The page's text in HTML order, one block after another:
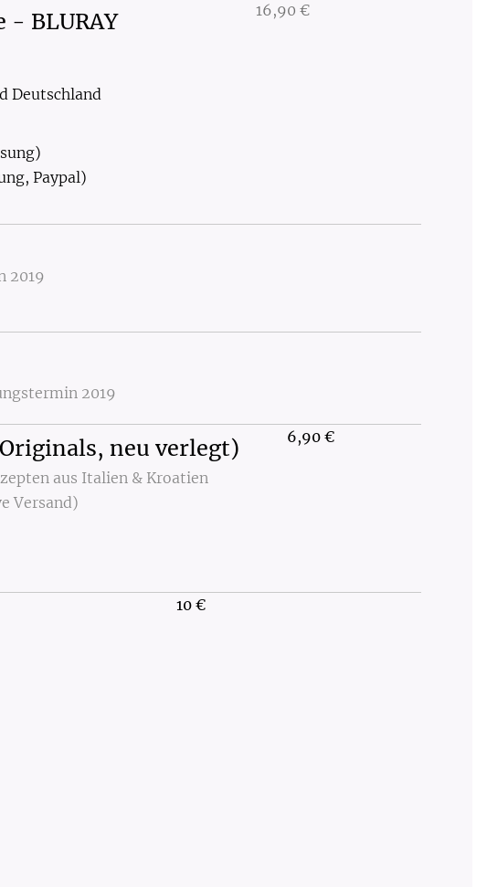
- BLURAY
Deutschland
Paypal)
16,90 €
2019
2019
neu verlegt)
aus Italien & Kroatien
Versand)
6,90 €
10 €